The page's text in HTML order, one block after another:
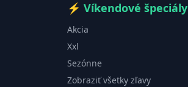
⚡ Víkendové špeciály
Akcia
Xxl
Sezónne
Zobraziť všetky zľavy